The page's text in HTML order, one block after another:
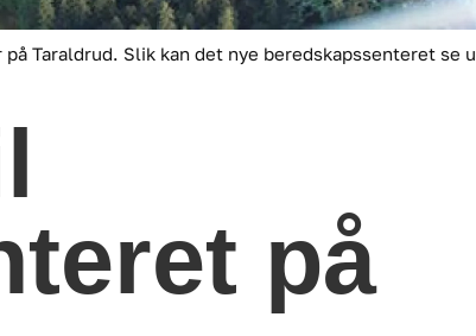
Taraldrud. Slik kan det nye beredskapssenteret se
på